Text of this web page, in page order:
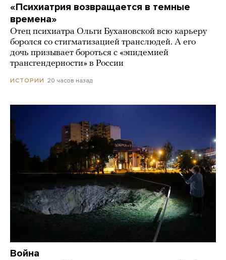
«Психиатрия возвращается в темные
времена»
Отец психиатра Ольги Бухановской всю карьеру
боролся со стигматизацией транслюдей. А его
дочь призывает бороться с «эпидемией
трансгендерности» в России
ИСТОРИИ 20 часов назад
Война